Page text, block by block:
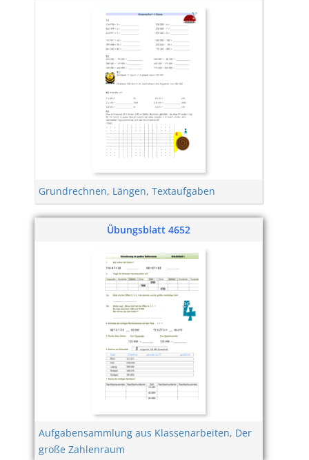
Grundrechnen, Längen, Textaufgaben
Übungsblatt 4652
Aufgabensammlung aus Klassenarbeiten, Der
große Zahlenraum